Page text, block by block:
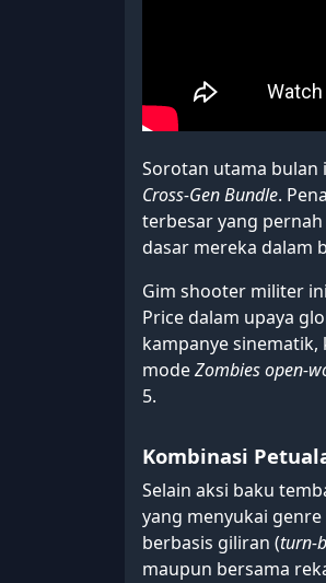
Sorotan utama bulan
Cross-Gen Bundle.
terbesar yang
dasar mereka dalam
Gim shooter militer
Price dalam upaya
kampanye
modeZombies open-
5.
Kombinasi
Selain aksi baku
yang menyukai
berbasis giliran (turn-
maupun bersama